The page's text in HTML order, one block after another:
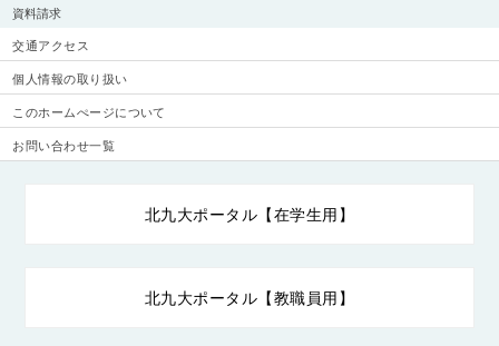
資料請求
交通アクセス
個人情報の取り扱い
このホームぺージについて
お問い合わせ一覧
北九大ポータル【在学生用】
北九大ポータル【教職員用】